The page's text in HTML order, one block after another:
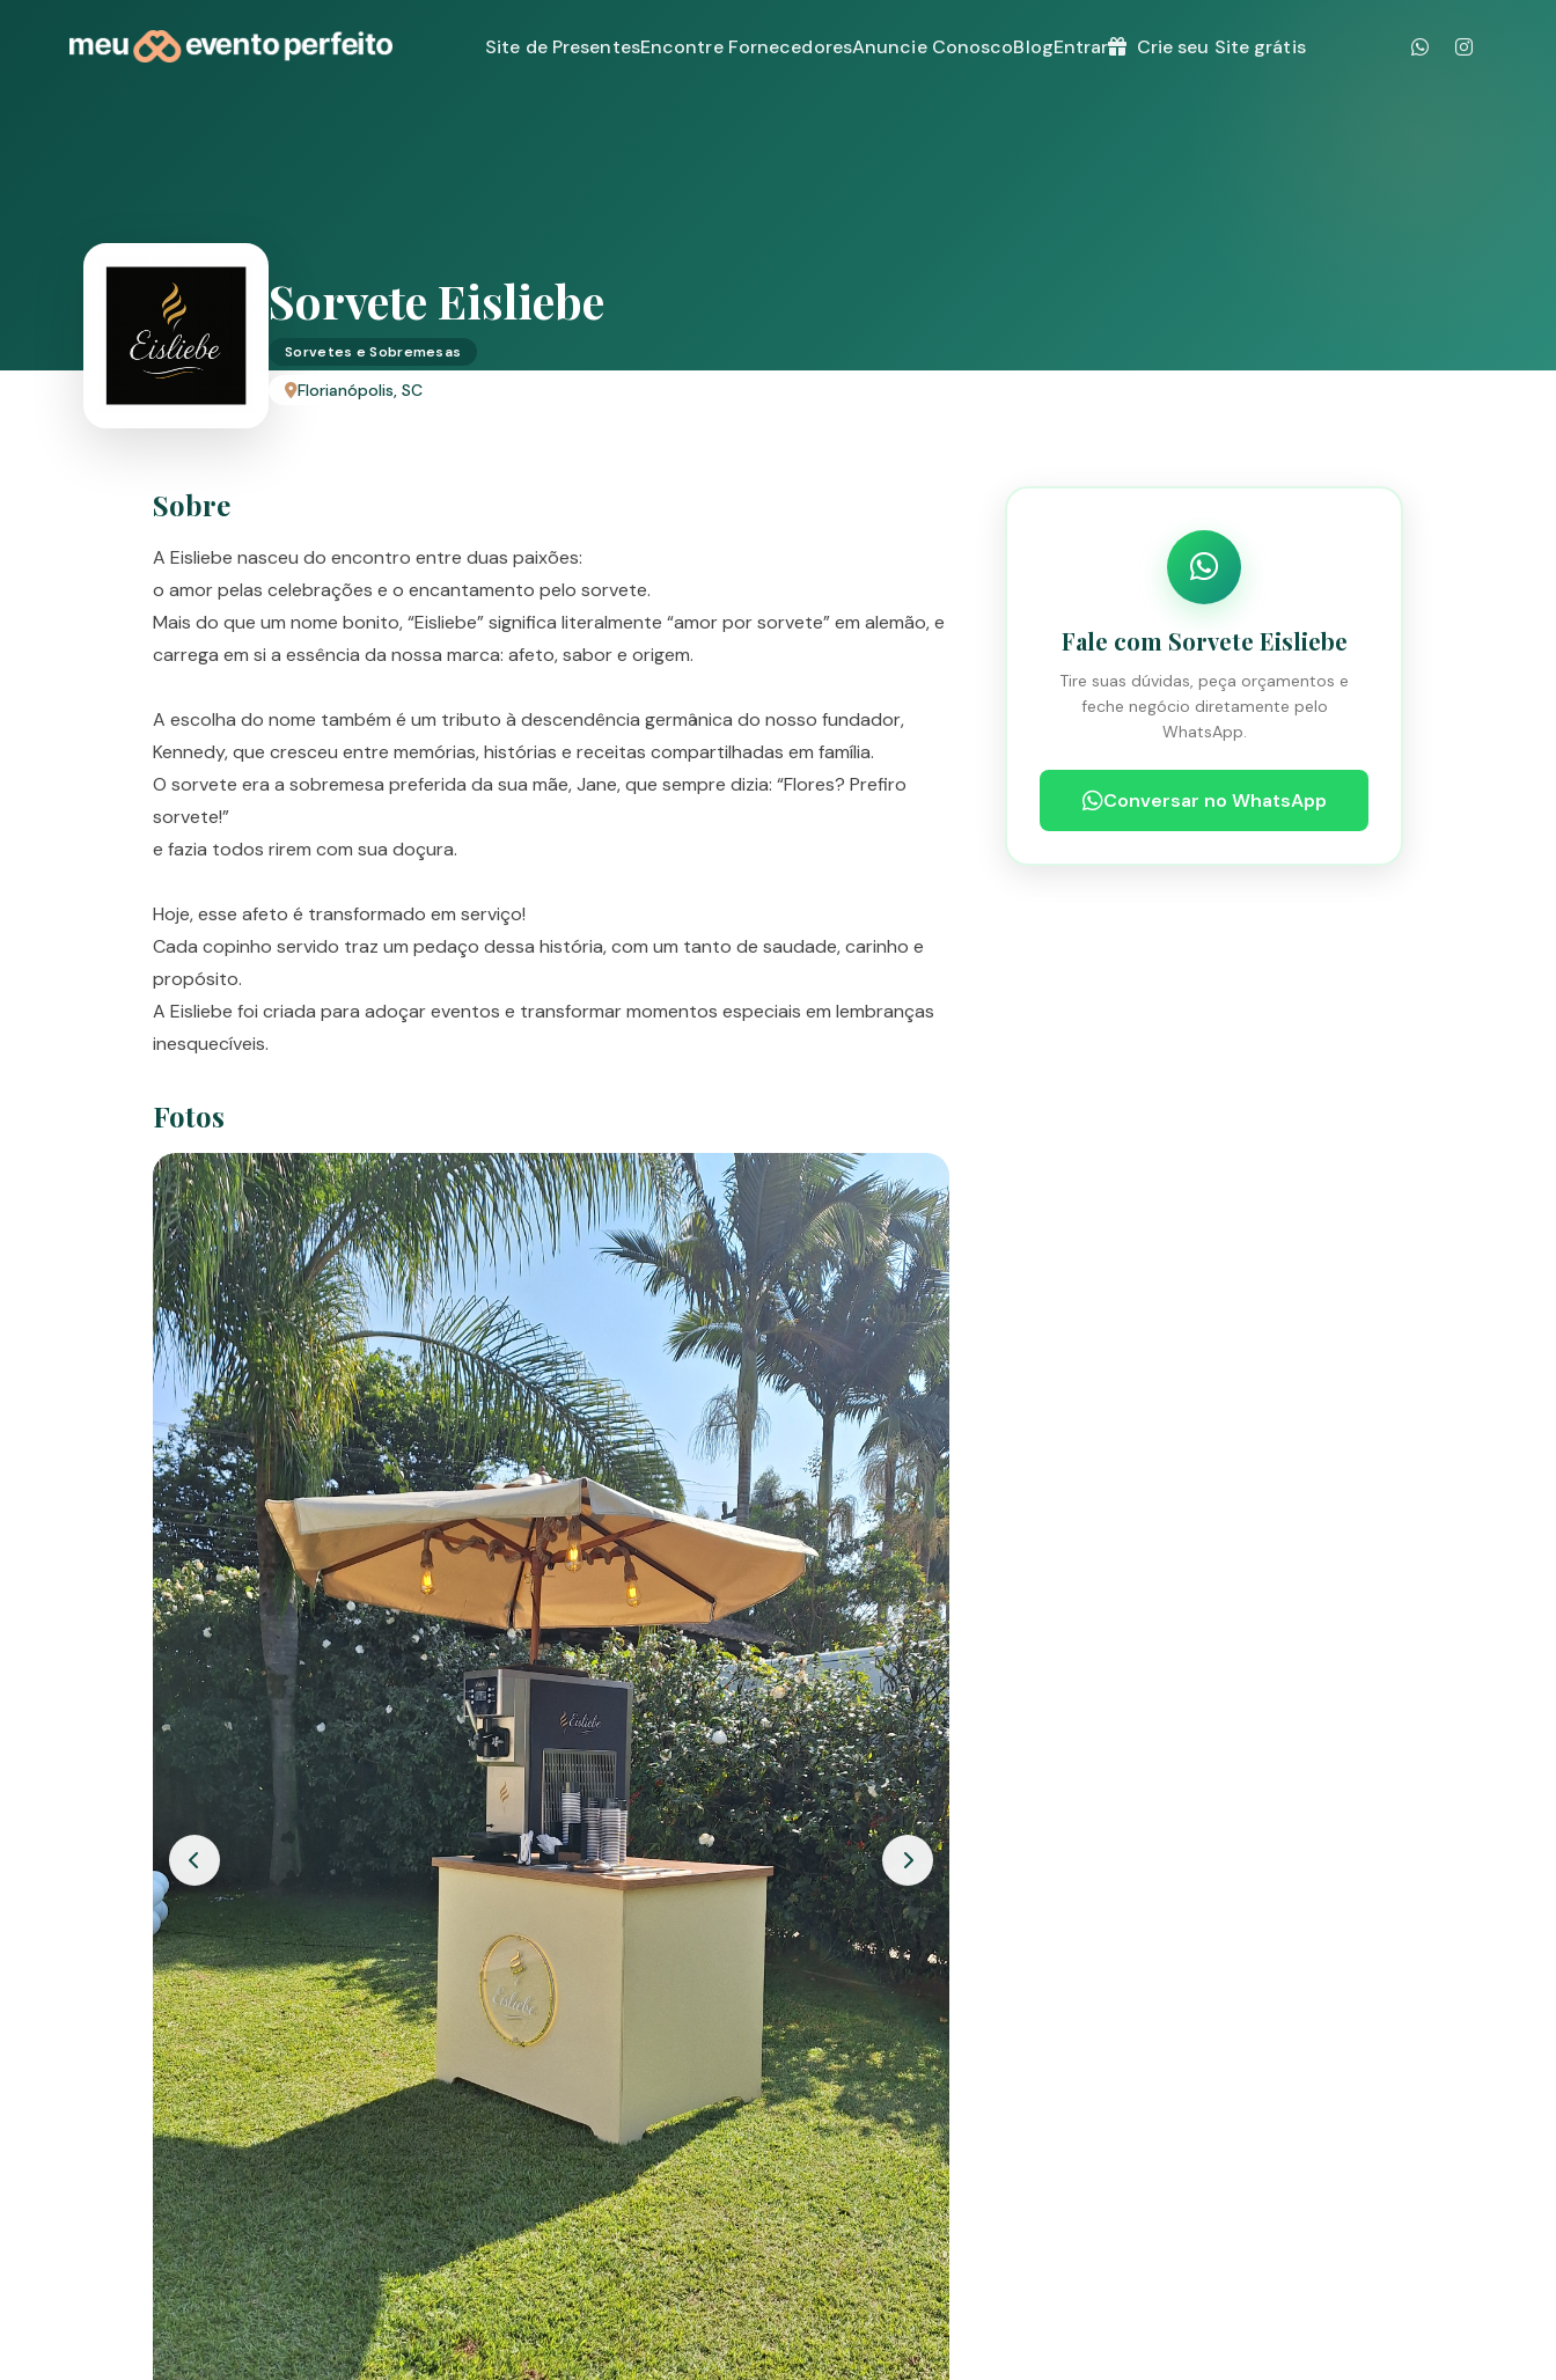
Site de PresentesEncontre FornecedoresAnuncie ConoscoBlogEntrar Crie seu Site grátis
Sorvete Eisliebe
Sorvetes e Sobremesas
Florianópolis, SC
Sobre
A Eisliebe nasceu do encontro entre duas paixões:
o amor pelas celebrações e o encantamento pelo sorvete.
Mais do que um nome bonito, “Eisliebe” significa literalmente “amor por sorvete” em alemão, e
carrega em si a essência da nossa marca: afeto, sabor e origem.
A escolha do nome também é um tributo à descendência germânica do nosso fundador,
Kennedy, que cresceu entre memórias, histórias e receitas compartilhadas em família.
O sorvete era a sobremesa preferida da sua mãe, Jane, que sempre dizia: “Flores? Prefiro
sorvete!”
e fazia todos rirem com sua doçura.
Hoje, esse afeto é transformado em serviço!
Cada copinho servido traz um pedaço dessa história, com um tanto de saudade, carinho e
propósito.
A Eisliebe foi criada para adoçar eventos e transformar momentos especiais em lembranças
inesquecíveis.
Fotos
Fale com Sorvete Eisliebe
Tire suas dúvidas, peça orçamentos e
feche negócio diretamente pelo
WhatsApp.
Conversar no WhatsApp